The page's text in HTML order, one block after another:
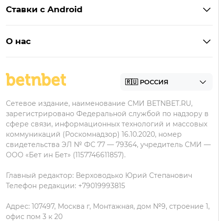
Пари
Леон
Zenit
Бонусы Леон
БК для ставок с мобильного
Ставки с Android
Фонбет на Андроид
Олимп на Андроид
О нас
Пользовательское соглашение
данных
Сетевое издание, наименование СМИ BETNBET.RU,
зарегистрировано Федеральной службой по надзору в
сфере связи, информационных технологий и массовых
коммуникаций (Роскомнадзор) 16.10.2020, номер
свидетельства ЭЛ № ФС 77 — 79364, учредитель СМИ —
ООО «Бет ин Бет» (1157746611857).
Главный редактор: Верховодько Юрий Степанович
Телефон редакции: +79019993815
Адрес: 107497, Москва г, Монтажная, дом №9, строение 1,
офис пом 3 к 20